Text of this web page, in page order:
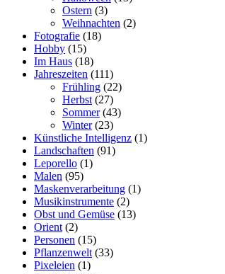
Ostern (3)
Weihnachten (2)
Fotografie (18)
Hobby (15)
Im Haus (18)
Jahreszeiten (111)
Frühling (22)
Herbst(27)
Sommer(43)
Winter(23)
Künstliche Intelligenz (1)
Landschaften (91)
Leporello (1)
Malen (95)
Maskenverarbeitung (1)
Musikinstrumente (2)
Obst und Gemüse (13)
Orient(2)
Personen (15)
Pflanzenwelt(33)
Pixeleien (1)